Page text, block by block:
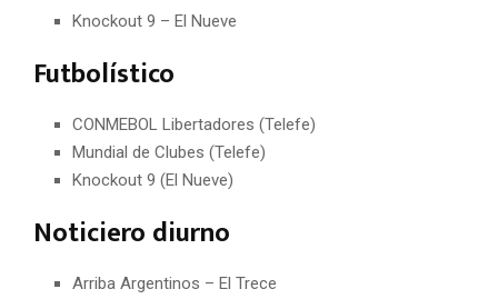
Knockout 9 – El Nueve
Futbolístico
CONMEBOL Libertadores (Telefe)
Mundial de Clubes (Telefe)
Knockout 9 (El Nueve)
Noticiero diurno
Arriba Argentinos – El Trece